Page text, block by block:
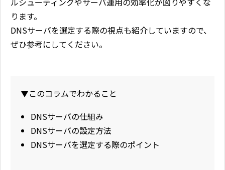
ります。
DNSサーバを選定する際の視点も紹介していますので、
ぜひ参考にしてください。
▼このコラムでわかること
DNSサーバの仕組み
DNSサーバの設定方法
DNSサーバを選定する際のポイント